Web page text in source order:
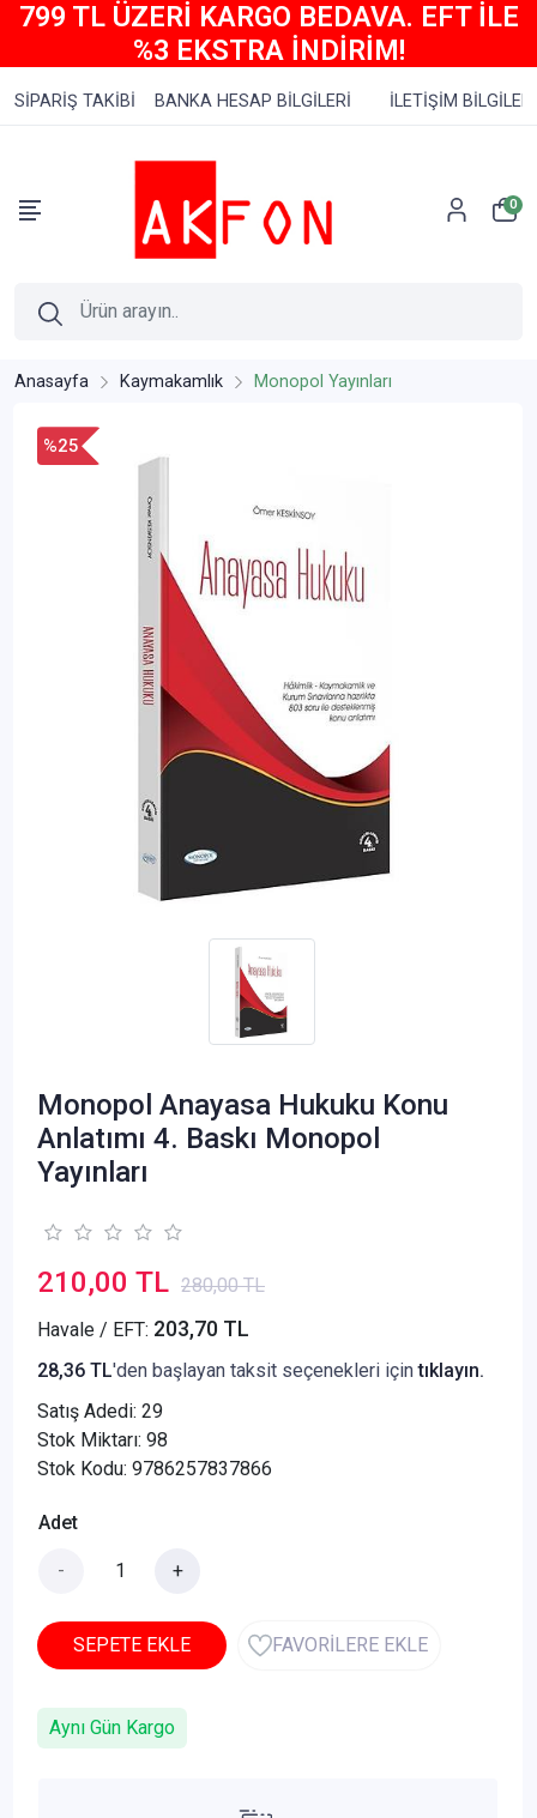
799 TL ÜZERİ KARGO BEDAVA. EFT İLE
%3 EKSTRA İNDİRİM!
SİPARİŞ TAKİBİ BANKA HESAP BİLGİLERİ İLETİŞİM BİLGİLERİ
0
Anasayfa Kaymakamlık Monopol Yayınları
%25
Monopol Anayasa Hukuku Konu
Anlatımı 4. Baskı Monopol
Yayınları
210,00 TL 280,00 TL
Havale / EFT: 203,70 TL
28,36 TL'den başlayan taksit seçenekleri içintıklayın.
Satış Adedi: 29
Stok Miktarı: 98
Stok Kodu: 9786257837866
Adet
- +
SEPETE EKLE FAVORİLERE EKLE
Aynı Gün Kargo